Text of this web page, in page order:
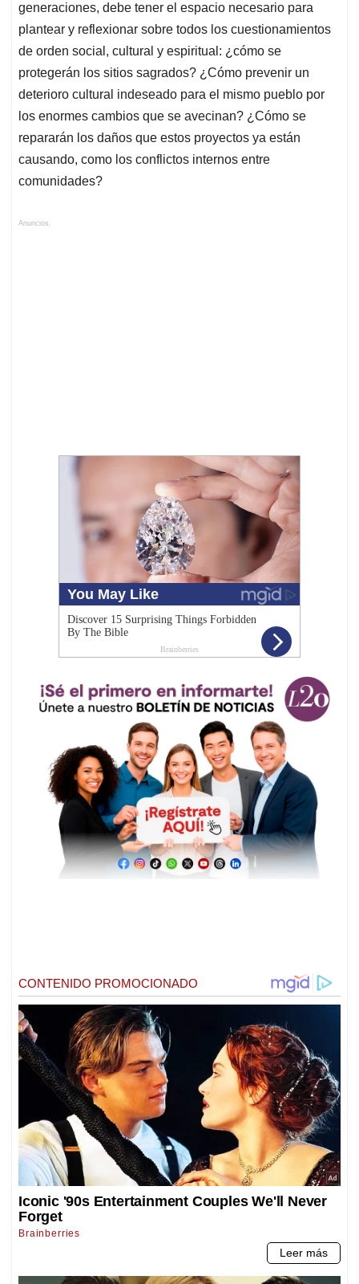
generaciones, debe tener el espacio necesario para
plantear y reflexionar sobre todos los cuestionamientos
de orden social, cultural y espiritual: ¿cómo se
protegerán los sitios sagrados? ¿Cómo prevenir un
deterioro cultural indeseado para el mismo pueblo por
los enormes cambios que se avecinan? ¿Cómo se
repararán los daños que estos proyectos ya están
causando, como los conflictos internos entre
comunidades?
Anuncios.